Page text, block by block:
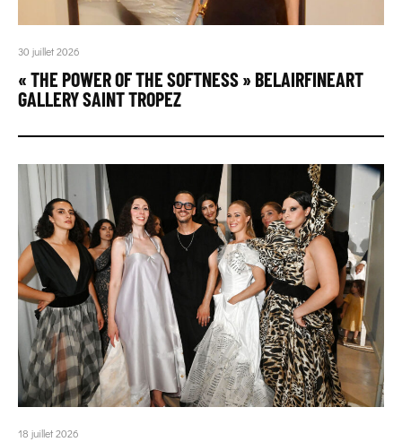
30 juillet 2026
« THE POWER OF THE SOFTNESS » BELAIRFINEART
GALLERY SAINT TROPEZ
18 juillet 2026